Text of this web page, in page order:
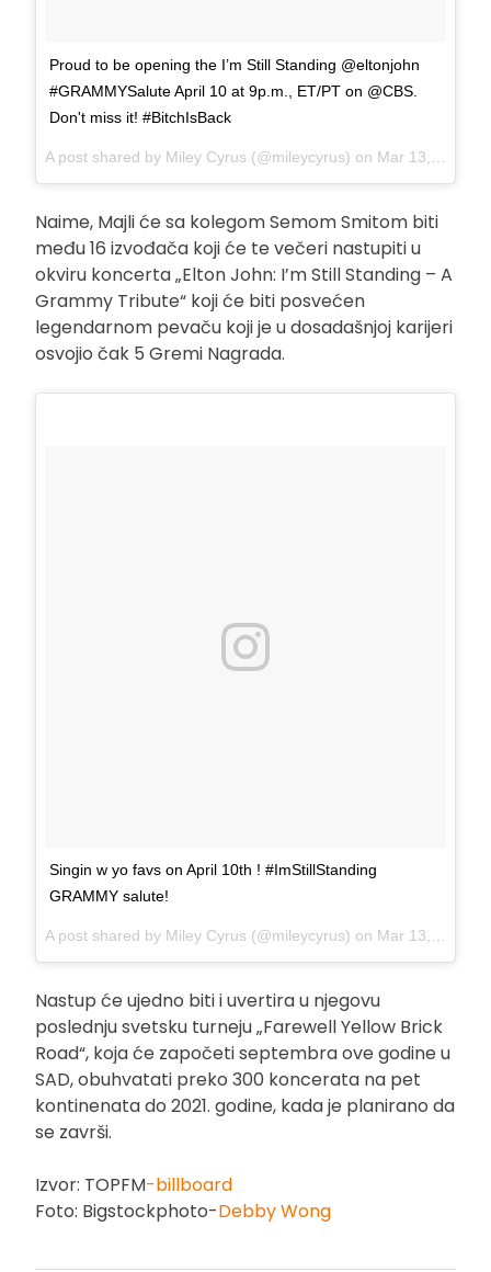
Proud to be opening the I’m Still Standing @eltonjohn
#GRAMMYSalute April 10 at 9p.m., ET/PT on @CBS.
Don't miss it! #BitchIsBack
A post shared by Miley Cyrus (@mileycyrus) on Mar 13, 2018 at 8:11am PDT
Naime, Majli će sa kolegom Semom Smitom biti
među 16 izvođača koji će te večeri nastupiti u
okviru koncerta „Elton John: I’m Still Standing – A
Grammy Tribute“ koji će biti posvećen
legendarnom pevaču koji je u dosadašnjoj karijeri
osvojio čak 5 Gremi Nagrada.
Singin w yo favs on April 10th ! #ImStillStanding
GRAMMY salute!
A post shared by Miley Cyrus (@mileycyrus) on Mar 13, 2018 at 4:16pm PDT
Nastup će ujedno biti i uvertira u njegovu
poslednju svetsku turneju „Farewell Yellow Brick
Road“, koja će započeti septembra ove godine u
SAD, obuhvatati preko 300 koncerata na pet
kontinenata do 2021. godine, kada je planirano da
se završi.
Izvor: TOPFM-billboard
Foto: Bigstockphoto-Debby Wong